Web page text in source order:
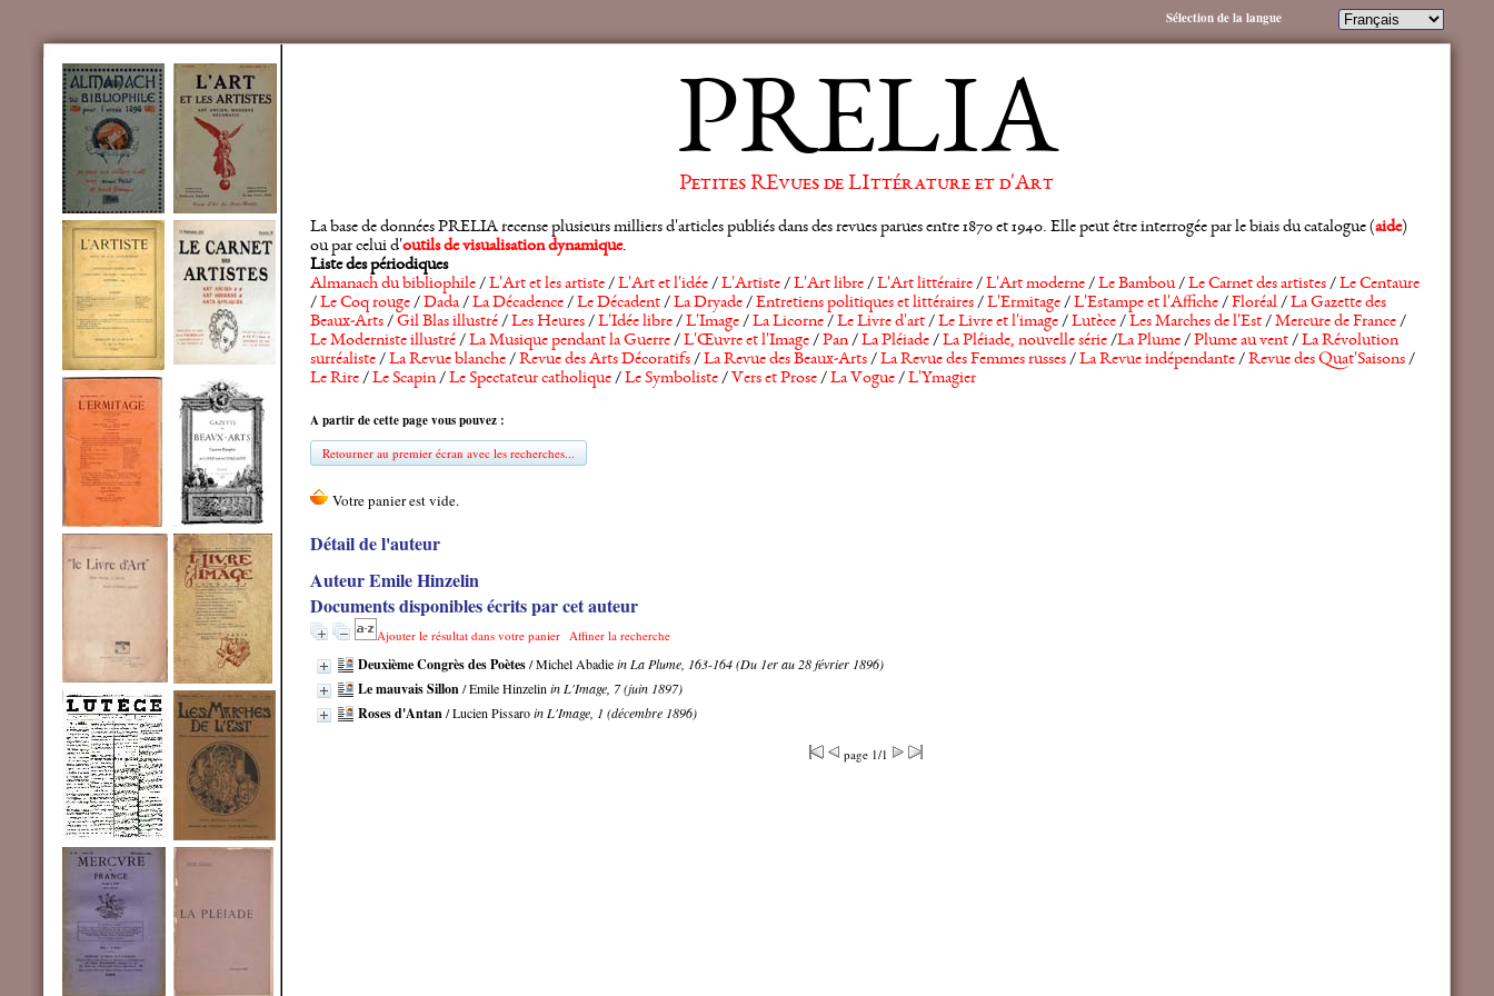
PRELIA
Petites REvues de LIttérature et d'Art
La base de données PRELIA recense plusieurs milliers d'articles publiés dans des revues parues entre 1870 et 1940. Elle peut être interrogée par le biais du catalogue (aide)
ou par celui d'outils de visualisation dynamique.
Liste des périodiques
Almanach du bibliophile/L'Art et les artiste/L'Art et l'idée/L'Artiste/L'Art libre/L'Art littéraire/L'Art moderne/Le Bambou/Le Carnet des artistes/Le Centaure
/Le Coq rouge/Dada/La Décadence/Le Décadent/La Dryade/Entretiens politiques et littéraires/L'Ermitage/L'Estampe et l'Affiche/Floréal/La Gazette des
Beaux-Arts/Gil Blas illustré/Les Heures/L'Idée libre/L'Image/La Licorne/Le Livre d'art/Le Livre et l'image/Lutèce/Les Marches de l'Est/Mercure de France/
Le Moderniste illustré/La Musique pendant la Guerre/L'Œuvre et l'Image/Pan/La Pléiade/La Pléiade, nouvelle série/La Plume/Plume au vent/La Révolution
surréaliste/La Revue blanche/Revue des Arts Décoratifs/La Revue des Beaux-Arts/La Revue des Femmes russes/La Revue indépendante/Revue des Quat'Saisons/
Le Rire/Le Scapin/Le Spectateur catholique/Le Symboliste/ Vers et Prose/La Vogue/L'Ymagier
A partir de cette page vous pouvez :
Retourner au premier écran avec les recherches...
Détail de l'auteur
Auteur Emile Hinzelin
Documents disponibles écrits par cet auteur
Ajouter le résultat dans votre panier Affiner la recherche
Deuxième Congrès des Poètes/ Michel Abadiein La Plume, 163-164 (Du 1er au 28 février 1896)
Le mauvais Sillon/ Emile Hinzelin in L'Image, 7 (juin 1897)
Roses d'Antan/ Lucien Pissaroin L'Image, 1 (décembre 1896)
page 1/1
Sélection de la langue